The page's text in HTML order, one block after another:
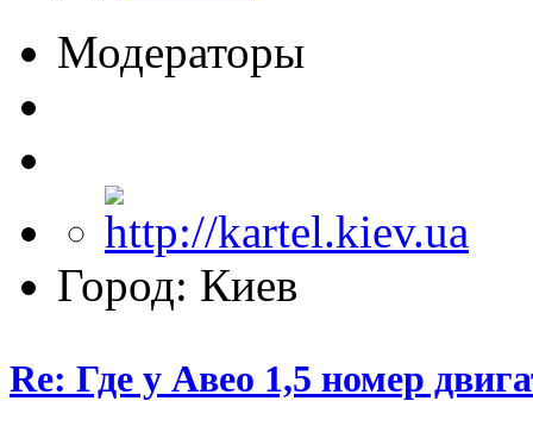
Модераторы
Город: Киев
Re: Где у Авео 1,5 номер